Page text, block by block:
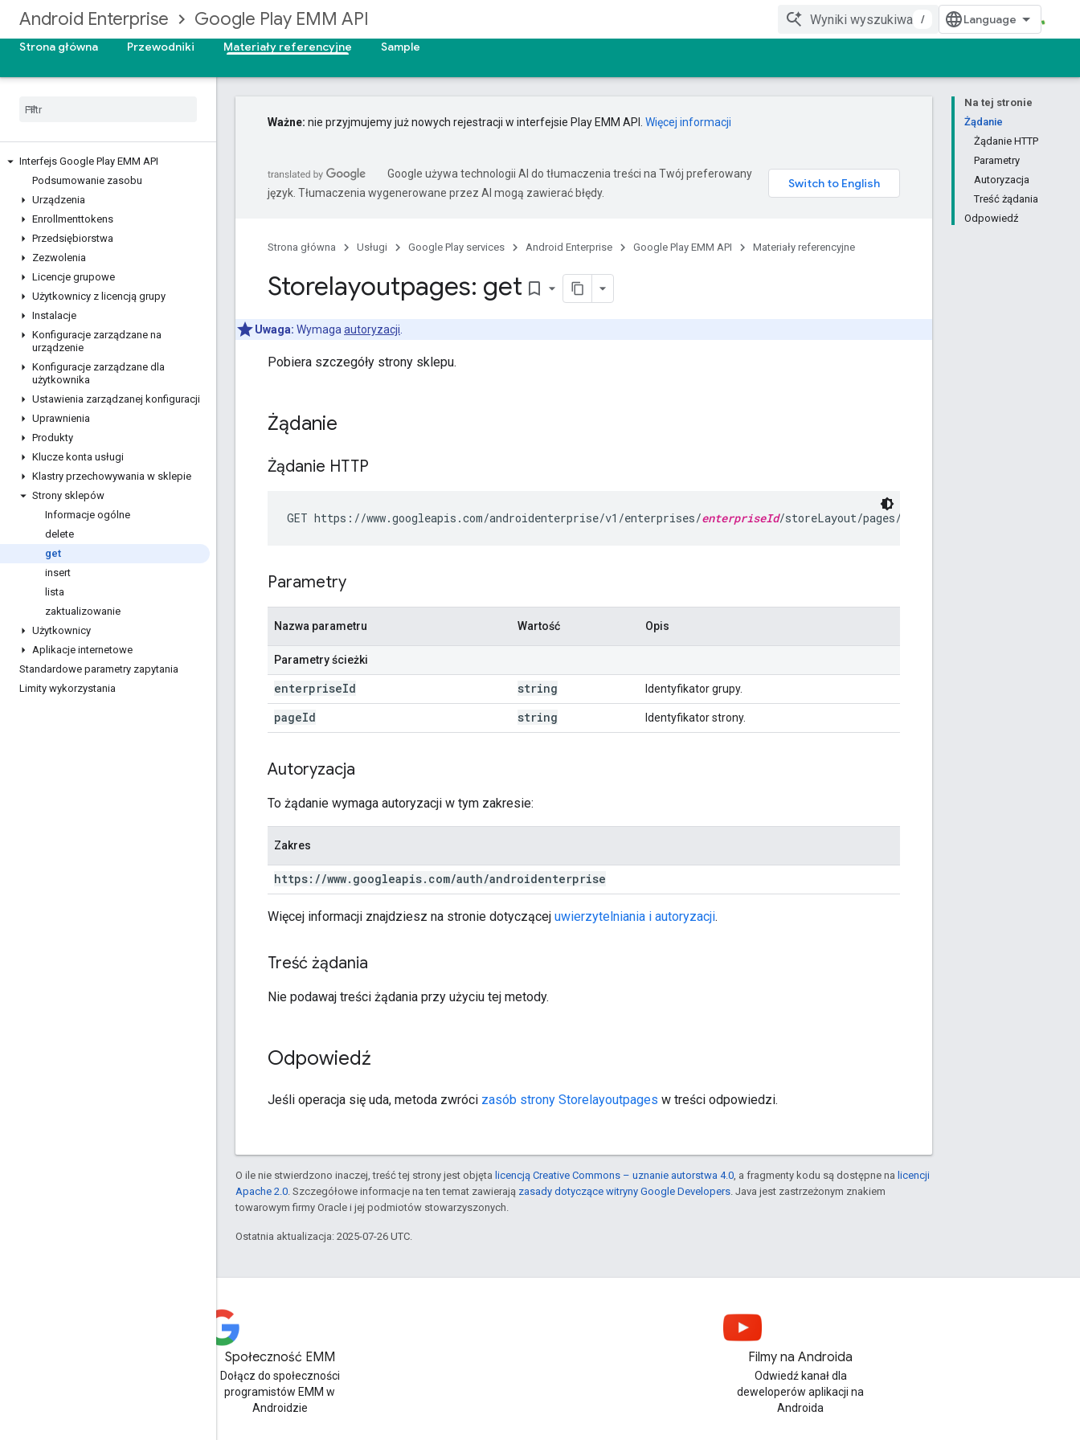
Android Enterprise Google Play EMM API
/
Strona główna
Przewodniki Materiały referencyjne Sample
Interfejs Google Play EMM API
Podsumowanie zasobu
Urządzenia
Enrollmenttokens
Przedsiębiorstwa
Zezwolenia
Licencje grupowe
Użytkownicy z licencją grupy
Instalacje
Konfiguracje zarządzane na
urządzenie
Konfiguracje zarządzane dla
użytkownika
Ustawienia zarządzanej konfiguracji
Uprawnienia
Produkty
Klucze konta usługi
Klastry przechowywania w sklepie
Strony sklepów
Informacje ogólne
delete
get
insert
lista
zaktualizowanie
Użytkownicy
Aplikacje internetowe
Standardowe parametry zapytania
Limity wykorzystania
Na tej stronie
Żądanie
Żądanie HTTP
Parametry
Autoryzacja
Treść żądania
Odpowiedź
Ważne: nie przyjmujemy już nowych rejestracji w interfejsie Play EMM API. Więcej informacji
Google używa technologii AI do tłumaczenia treści na Twój preferowany
język. Tłumaczenia wygenerowane przez AI mogą zawierać błędy.
Strona główna Usługi Google Play services Android Enterprise Google Play EMM API Materiały referencyjne
Storelayoutpages: get bookmark_border
Uwaga: Wymaga autoryzacji
Pobiera szczegóły strony sklepu.
Żądanie
Żądanie HTTP
GET https://www.googleapis.com/androidenterprise/v1/enterprises/enterpriseId/storeLayout/pages/
Parametry
Nazwa parametru Wartość Opis
Parametry ścieżki
enterpriseId string Identyfikator grupy.
pageId string Identyfikator strony.
Autoryzacja
To żądanie wymaga autoryzacji w tym zakresie:
Zakres
https: //www. googleapis. com/auth/androidenterprise
Więcej informacji znajdziesz na stronie dotyczącej uwierzytelniania i autoryzacji.
Treść żądania
Nie podawaj treści żądania przy użyciu tej metody.
Odpowiedź
Jeśli operacja się uda, metoda zwróci zasób strony Storelayoutpages w treści odpowiedzi.
O ile nie stwierdzono inaczej, treść tej strony jest objęta licencją Creative Commons – uznanie autorstwa 4.0 , a fragmenty kodu są dostępne na licencji
Apache 2.0 . Szczegółowe informacje na ten temat zawierają zasady dotyczące witryny Google Developers . Java jest zastrzeżonym znakiem
towarowym firmy Oracle i jej podmiotów stowarzyszonych.
Ostatnia aktualizacja: 2025-07-26 UTC.
Społeczność EMM
Dołącz do społeczności
programistów EMM w
Androidzie
Filmy na Androida
Odwiedź kanał dla
deweloperów aplikacji na
Androida